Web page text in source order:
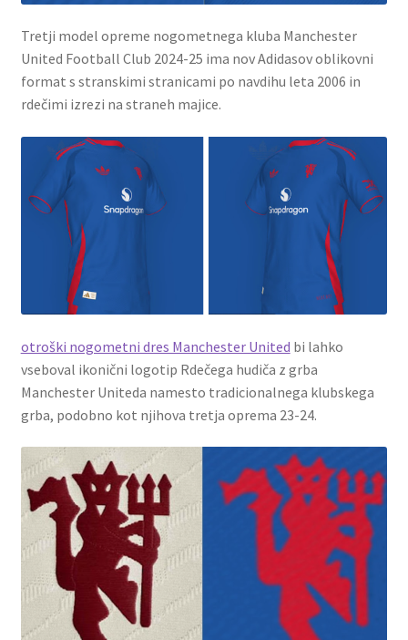
Tretji model opreme nogometnega kluba Manchester
United Football Club 2024-25 ima nov Adidasov oblikovni
format s stranskimi stranicami po navdihu leta 2006 in
rdečimi izrezi na straneh majice.
otroški nogometni dres Manchester United bi lahko
vseboval ikonični logotip Rdečega hudiča z grba
Manchester Uniteda namesto tradicionalnega klubskega
grba, podobno kot njihova tretja oprema 23-24.